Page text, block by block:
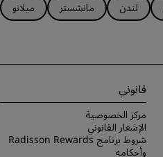
لندن مانشستر ميلانو
قانوني
مركز الخصوصية
الإشعار القانوني
شروط برنامج Radisson Rewards
وأحكامه